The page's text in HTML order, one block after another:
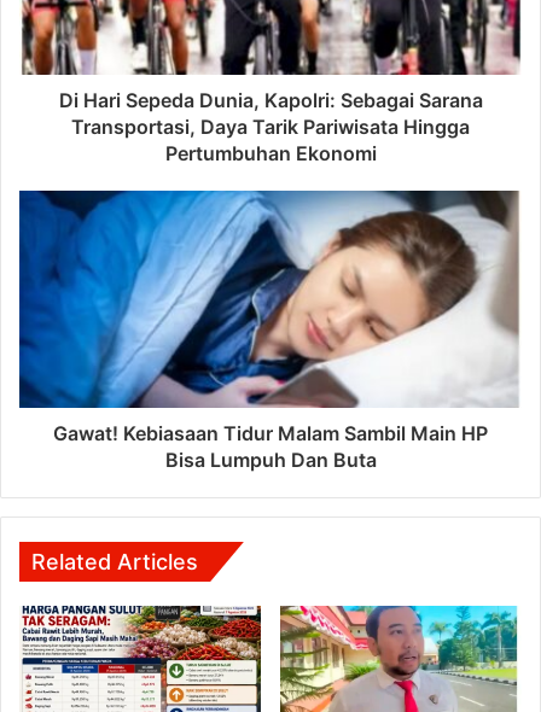
Di Hari Sepeda Dunia, Kapolri: Sebagai Sarana
Transportasi, Daya Tarik Pariwisata Hingga
Pertumbuhan Ekonomi
Gawat! Kebiasaan Tidur Malam Sambil Main HP
Bisa Lumpuh Dan Buta
Related Articles